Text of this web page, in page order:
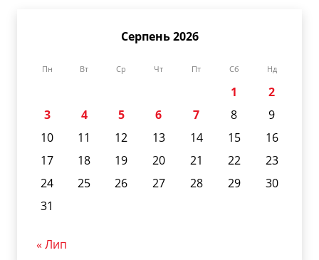
Серпень 2026
Пн Вт Ср Чт Пт Сб Нд
1
2
3
4 5 6 7 8
9
10
11 12 13 14 15
16
17
18 19 20 21 22
23
24
25 26 27 28 29
30
31
« Лип